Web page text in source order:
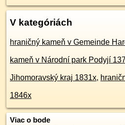
V kategóriách
hraničný kameň v Gemeinde
kameň v Národní park Podyjí
Jihomoravský kraj 1831x,
1846x
Viac o bode